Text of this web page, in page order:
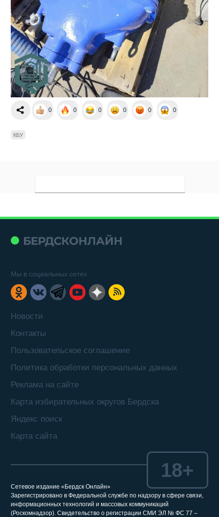
0 0 0 0 0 0
КБУ
Новости
Контакты
Пользовательское соглашение
Политика обработки персональных данных
Реклама на сайте
Карта избирательных округов Бердска
Яндекс поиск
Карта сайта
Мы в социальных сетях
Сетевое издание «Бердск Онлайн»
Зарегистрировано в Федеральной службе по надзору в сфере связи,
информационных технологий и массовых коммуникаций
(Роскомнадзор). Свидетельство о регистрации СМИ ЭЛ № ФС 77 –
18+